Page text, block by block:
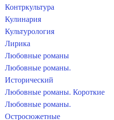
Контркультура
Кулинария
Культурология
Лирика
Любовные романы
Любовные романы.
Исторический
Любовные романы. Короткие
Любовные романы.
Остросюжетные